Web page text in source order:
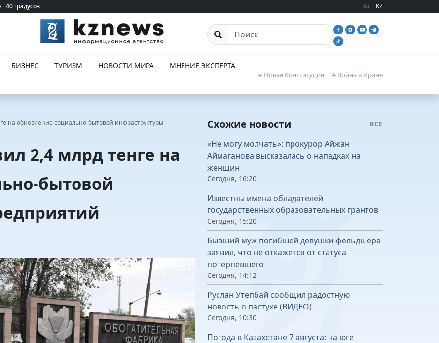
градусов
градусов RU KZ
Поиск
БИЗНЕС ТУРИЗМ НОВОСТИ МИРА
МНЕНИЕ ЭКСПЕРТА
# Новая Конституция # Война в Иране
на обновление социально-бытовой инфраструктуры
2,4 млрд тенге на
бытовой
Схожие новости ВСЕ
«Не могу молчать»: прокурор Айжан
Аймаганова высказалась о нападках на
женщин
Сегодня, 16:20
Известны имена обладателей
государственных образовательных грантов
Сегодня, 15:20
Бывший муж погибшей девушки-фельдшера
заявил, что не откажется от статуса
потерпевшего
Сегодня, 14:12
Руслан Утепбай сообщил радостную
новость о пастухе (ВИДЕО)
Сегодня, 10:30
Погода в Казахстане 7 августа: на юге